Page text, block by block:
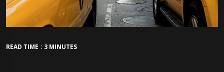
READ TIME : 3 MINUTES